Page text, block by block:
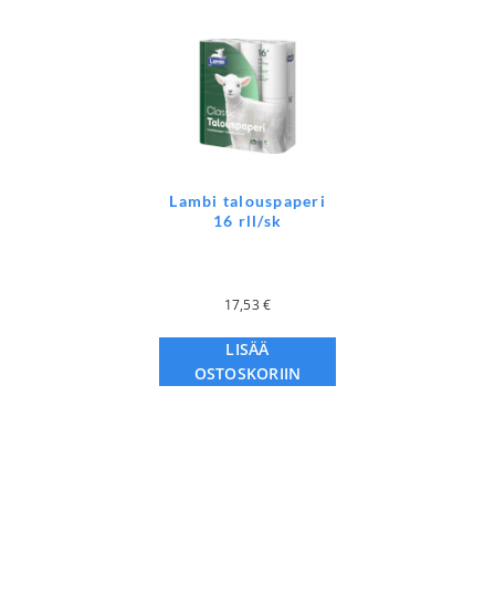
Lambi talouspaperi
16 rll/sk
17,53€
LISÄÄ
OSTOSKORIIN